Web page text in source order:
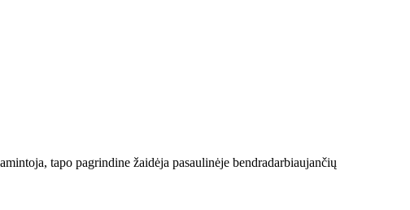
tapo pagrindine žaidėja pasaulinėje bendradarbiaujančių